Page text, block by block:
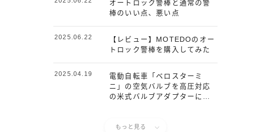
オートロック警棒と通常の警
棒のいい点、悪い点
【レビュー】MOTEDOのオー
トロック警棒を購入してみた
2025.06.22
電動自転車「ベロスターミ
ニ」の空気バルブを高圧対応
の米式バルブアダプターに取
2025.04.19
もっと見る